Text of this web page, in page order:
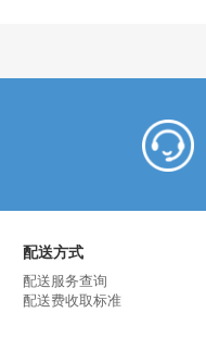
配送方式
配送服务查询
配送费收取标准